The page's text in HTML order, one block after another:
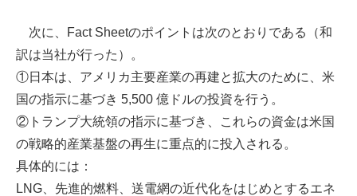
次に、Fact Sheetのポイントは次のとおりである（和
訳は当社が行った）。
①日本は、アメリカ主要産業の再建と拡大のために、米
国の指示に基づき 5,500 億ドルの投資を行う。
②トランプ大統領の指示に基づき、これらの資金は米国
の戦略的産業基盤の再生に重点的に投入される。
具体的には：
LNG、先進的燃料、送電網の近代化をはじめとするエネ